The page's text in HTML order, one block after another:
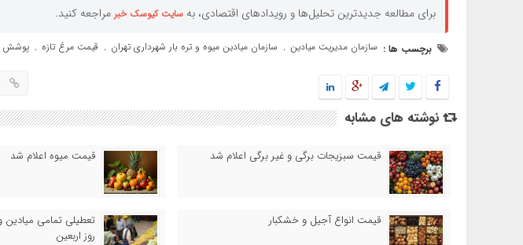
برای مطالعه جدیدترین تحلیل‌ها و رویدادهای اقتصادی، به سایت کیوسک خبر مراجعه کنید.
برچسب ها : سازمان مدیریت میادین , سازمان میادین میوه و تره بار شهرداری تهران , قیمت مرغ تازه , پوشش
نوشته های مشابه
قیمت سبزیجات برگی و غیر برگی اعلام شد قیمت میوه اعلام شد
قیمت انواع آجیل و خشکبار
تعطیلی تمامی میادین و
روز اربعین